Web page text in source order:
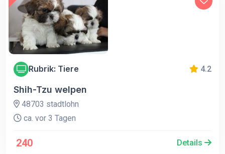
Rubrik: Tiere 4.2
Shih-Tzu welpen
48703 stadtlohn
ca. vor 3 Tagen
240 Details